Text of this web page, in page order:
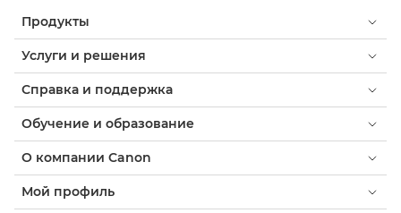
Продукты
Услуги и решения
Справка и поддержка
Обучение и образование
О компании Canon
Мой профиль